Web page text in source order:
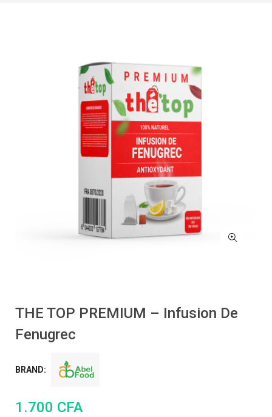
THE TOP PREMIUM – Infusion De
Fenugrec
BRAND:
1.700 CFA